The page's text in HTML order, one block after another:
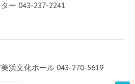
ー 043-237-2241
浜文化ホール 043-270-5619